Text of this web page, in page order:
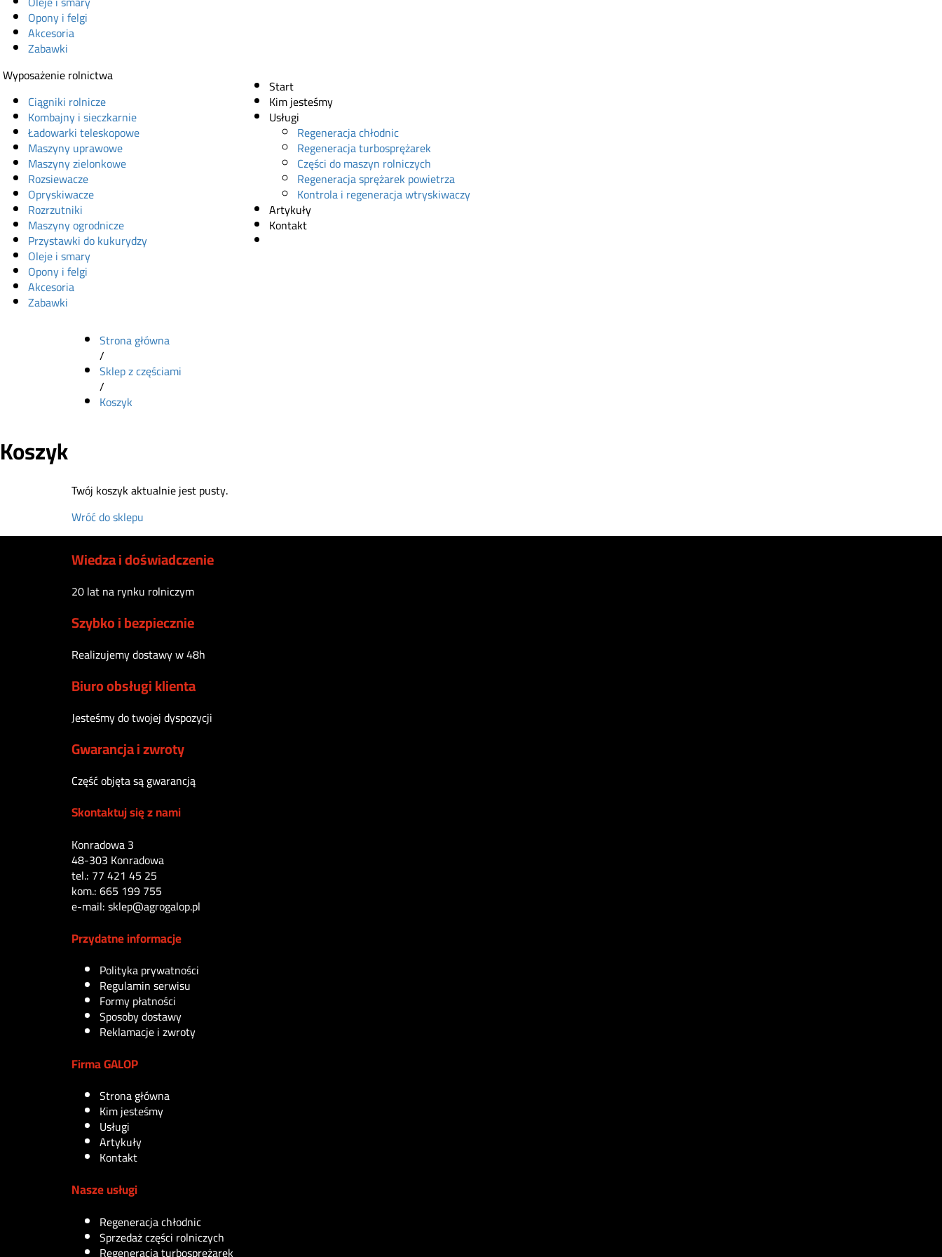
Opony i felgi
Akcesoria
Zabawki
Wyposażenie rolnictwa
Ciągniki rolnicze
Kombajny i sieczkarnie
Ładowarki teleskopowe
Maszyny uprawowe
Maszyny zielonkowe
Rozsiewacze
Opryskiwacze
Rozrzutniki
Maszyny ogrodnicze
Przystawki do kukurydzy
Oleje i smary
Opony i felgi
Akcesoria
Zabawki
Start
Kim jesteśmy
Usługi
Regeneracja chłodnic
Regeneracja turbosprężarek
Części do maszyn rolniczych
Regeneracja sprężarek powietrza
Kontrola i regeneracja wtryskiwaczy
Artykuły
Kontakt
Strona główna
/
Sklep z częściami
/
Koszyk
Koszyk
Twój koszyk aktualnie jest pusty.
Wróć do sklepu
Wiedza i doświadczenie
20 lat na rynku rolniczym
Szybko i bezpiecznie
Realizujemy dostawy w 48h
Biuro obsługi klienta
Jesteśmy do twojej dyspozycji
Gwarancja i zwroty
Część objęta są gwarancją
Skontaktuj się z nami
Konradowa 3
48-303 Konradowa
tel.: 77 421 45 25
kom.: 665 199 755
e-mail: sklep@agrogalop.pl
Przydatne informacje
Polityka prywatności
Regulamin serwisu
Formy płatności
Sposoby dostawy
Reklamacje i zwroty
Firma GALOP
Strona główna
Kim jesteśmy
Usługi
Artykuły
Kontakt
Nasze usługi
Regeneracja chłodnic
Sprzedaż części rolniczych
Regeneracja turbosprężarek